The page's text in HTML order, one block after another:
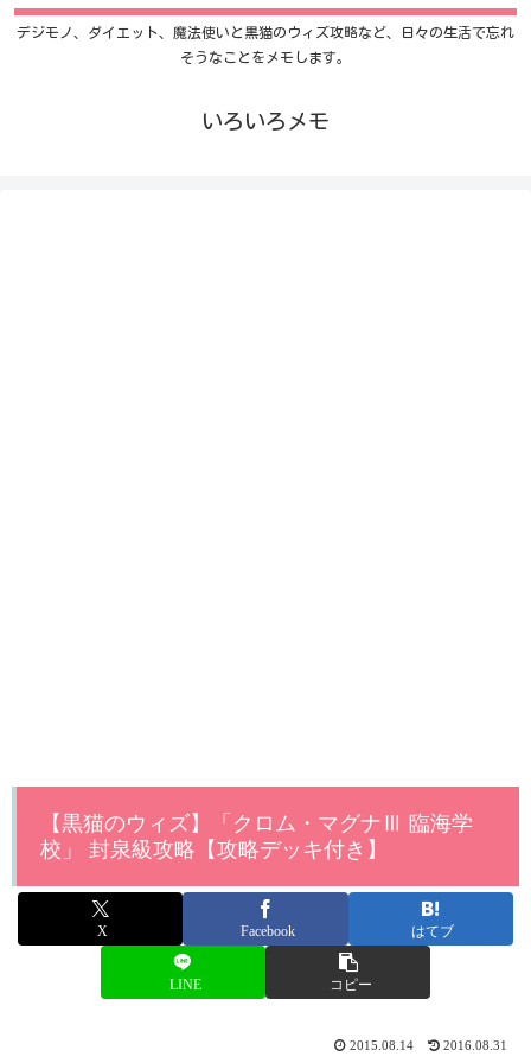
デジモノ、ダイエット、魔法使いと黒猫のウィズ攻略など、日々の生活で忘れ
そうなことをメモします。
いろいろメモ
【黒猫のウィズ】「クロム・マグナⅢ 臨海学
校」 封泉級攻略【攻略デッキ付き】
X Facebook はてブ
LINE コピー
2015.08.14 2016.08.31